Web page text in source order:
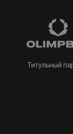
Титульный